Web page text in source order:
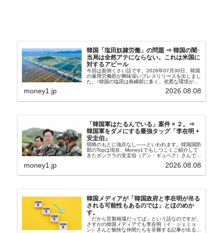
韓国「塩田奴隷労働」の問題 ⇒ 韓国の闇･
当局は全然アテにならない。これは米国に
対するアピール
今回は面倒くさい話です。2026年07月30日、韓国
の雇用労働部が興味深いプレスリリースを出しまし
た。↑韓国の塩田は島嶼部に多く、劣悪な環境が一
たといわれます（後述）。これは、いわゆる「塩田
money1.jp 2026.08.08
「韓国軍はたるんでいる」案件 × ２。⇒
韓国軍をダメにする最強タッグ「李在明 +
安圭伯」
弱将のもとに強兵なし――といわれます。韓国国防
部のTopは現在、Money1でもしつこくご紹介して
きたボンクラの安圭伯（アン・ギュベク）さんで
さんと「韓国初の文官上がり」の国防部長官安圭伯
money1.jp 2026.08.08
韓国メディアが「韓国政府と李在明が吊る
される可能性もあるのでは」とほのめか
す。
「だから官製相場だってば」という話なのですが、
さすがの韓国メディアでも李在明（イ・ジェミョ
ン）さんと愉快な仲間たちを非難する記事が出るよ